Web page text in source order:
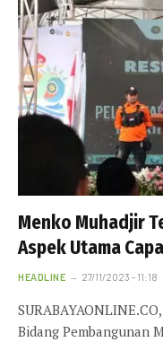
Menko Muhadjir
Aspek Utama
HEADLINE 27/11/2023 - 11:18
Bidang Pembangunan